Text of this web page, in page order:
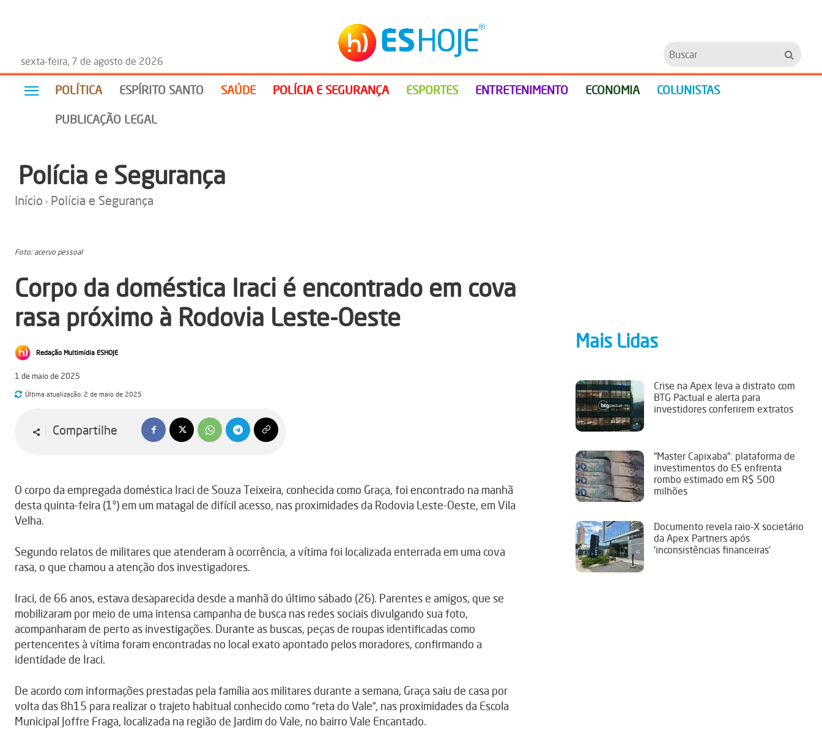
sexta-feira, 7 de agosto de 2026
Buscar
POLÍTICA ESPÍRITO SANTO SAÚDE POLÍCIA E SEGURANÇA ESPORTES ENTRETENIMENTO ECONOMIA COLUNISTAS
PUBLICAÇÃO LEGAL
Polícia e Segurança
Início Polícia e Segurança
Foto: acervo pessoal
Corpo da doméstica Iraci é encontrado em cova
rasa próximo à Rodovia Leste-Oeste
Redação Multimídia ESHOJE
1 de maio de 2025
Última atualização: 2 de maio de 2025
Compartilhe
O corpo da empregada doméstica Iraci de Souza Teixeira, conhecida como Graça, foi encontrado na manhã
desta quinta-feira (1º) em um matagal de difícil acesso, nas proximidades da Rodovia Leste-Oeste, em Vila
Velha.
Segundo relatos de militares que atenderam à ocorrência, a vítima foi localizada enterrada em uma cova
rasa, o que chamou a atenção dos investigadores.
Iraci, de 66 anos, estava desaparecida desde a manhã do último sábado (26). Parentes e amigos, que se
mobilizaram por meio de uma intensa campanha de busca nas redes sociais divulgando sua foto,
acompanharam de perto as investigações. Durante as buscas, peças de roupas identificadas como
pertencentes à vítima foram encontradas no local exato apontado pelos moradores, confirmando a
identidade de Iraci.
De acordo com informações prestadas pela família aos militares durante a semana, Graça saiu de casa por
volta das 8h15 para realizar o trajeto habitual conhecido como “reta do Vale”, nas proximidades da Escola
Municipal Joffre Fraga, localizada na região de Jardim do Vale, no bairro Vale Encantado.
Mais Lidas
Crise na Apex leva a distrato com
BTG Pactual e alerta para
investidores conferirem extratos
“Master Capixaba”: plataforma de
investimentos do ES enfrenta
rombo estimado em R$ 500
milhões
Documento revela raio-X societário
da Apex Partners após
‘inconsistências financeiras’